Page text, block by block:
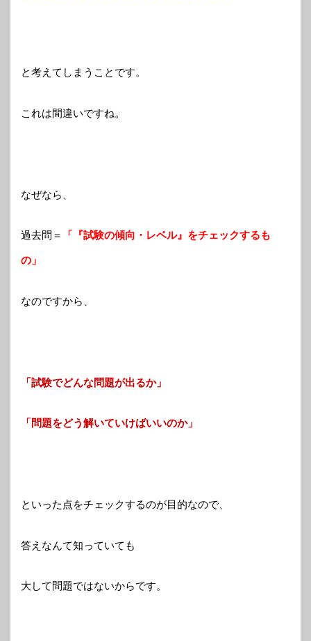
と考えてしまうことです。
これは間違いですね。
なぜなら、
過去問＝ 「『試験の傾向・レベル』をチェックするも
の」
なのですから、
「試験でどんな問題が出るか」
「問題をどう解いていけばいいのか」
といった点をチェックするのが目的なので、
答えなんて知っていても
大して問題ではないからです。